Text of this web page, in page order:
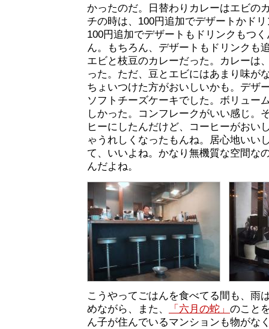
かったのだ。日替わりカレーはエビの
チの時は、100円追加でデザートかド
100円追加でデザートもドリンクもつ
ん。もちろん、デザートもドリンクも
エビと枝豆のカレーだった。カレーは
った。ただ、豆とエビにはあまり味が
ちょいつけた方がおいしいかも。デザ
ソフトチーズケーキでした。ボリュー
しかった。コンフレークがいい感じ。
ヒーにしたんだけど、コーヒーがおい
ゃうれしくなったもんね。居心地いい
て、いいよね。かなり無機質な空間な
んだよね。
こうやってごはんを食べてる間も、雨
めながら、また、
「六月の蛇」 のこと
ん子が住んでいるマンションも物がな